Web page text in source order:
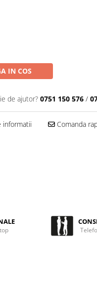
IN COS
de ajutor? 0751 150 576 /
informatii Comanda